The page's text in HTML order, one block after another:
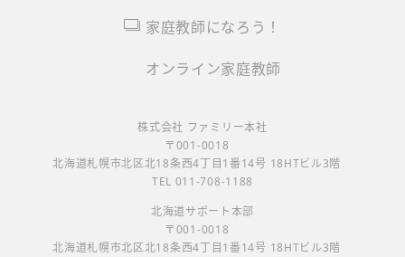
オンライン家庭教師
家庭教師になろう！
株式会社 ファミリー本社
〒001-0018
北海道札幌市北区北18条西4丁目1番14号 18HTビル3階
TEL 011-708-1188
北海道サポート本部
〒001-0018
北海道札幌市北区北18条西4丁目1番14号 18HTビル3階